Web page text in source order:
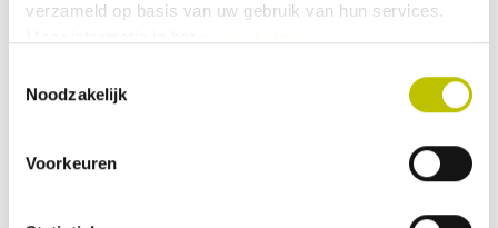
verzameld op basis van uw gebruik van hun services.
Noodzakelijk
Voorkeuren
Luhta - Nuorto Riem
In